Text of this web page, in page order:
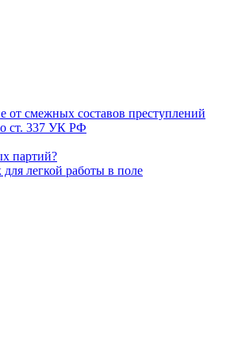
смежных составов преступлений
ст. 337 УК РФ
партий?
легкой работы в поле